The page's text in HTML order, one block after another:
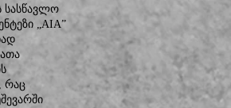
სასწავლო
„AIA”
რაც